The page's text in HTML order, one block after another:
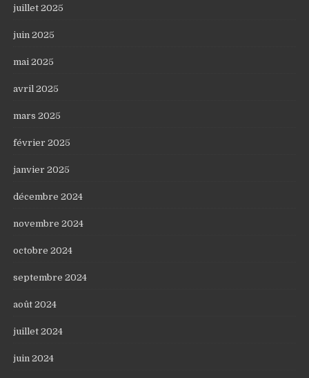
juillet 2025
juin 2025
mai 2025
avril 2025
mars 2025
février 2025
janvier 2025
décembre 2024
novembre 2024
octobre 2024
septembre 2024
août 2024
juillet 2024
juin 2024